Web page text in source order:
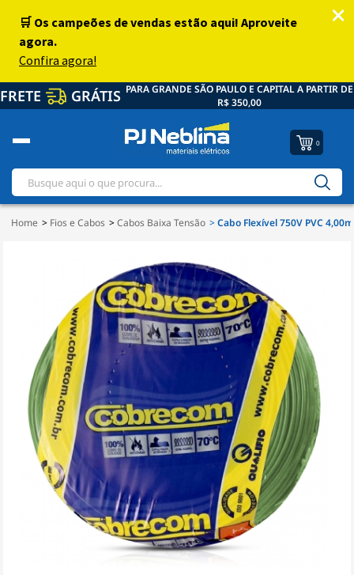
FRETE GRÁTIS PARA GRANDE SÃO PAULO E CAPITAL A PARTIR DE
R$ 350,00
0
Home Fios e Cabos Cabos Baixa Tensão Cabo Flexível 750V PVC